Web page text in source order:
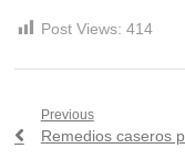
Post Views: 414
Navegación
Previous
Previous
Remedios caseros